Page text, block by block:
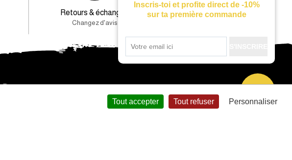
Retours & échanges
Changez d'avis
Service client (9h-17h)
Tout accepter Tout refuser Personnaliser
Inscris-toi et profite direct de -10%
sur ta première commande